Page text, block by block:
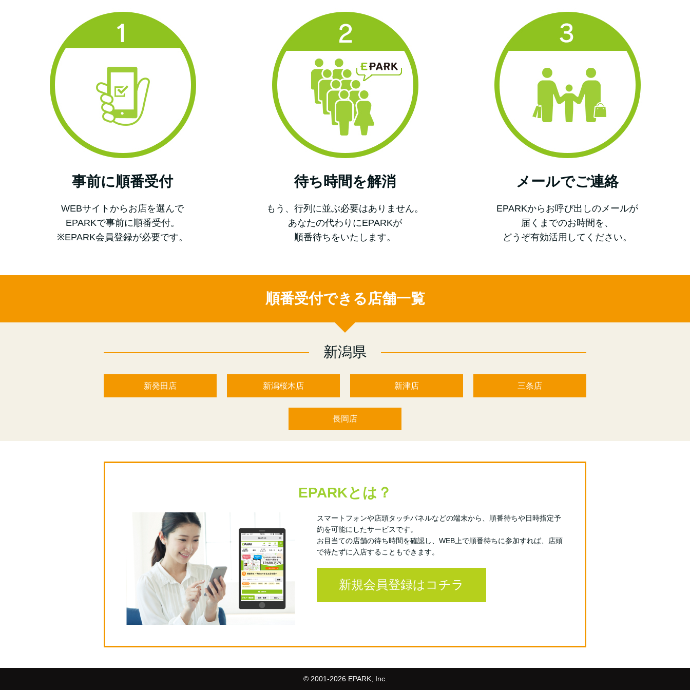
事前に順番受付
WEBサイトからお店を選んで
EPARKで事前に順番受付。
※EPARK会員登録が必要です。
待ち時間を解消
もう、行列に並ぶ必要はありません。
あなたの代わりにEPARKが
順番待ちをいたします。
メールでご連絡
EPARKからお呼び出しのメールが
届くまでのお時間を、
どうぞ有効活用してください。
順番受付できる店舗一覧
新潟県
新発田店 新潟桜木店 新津店 三条店
長岡店
EPARKとは？
スマートフォンや店頭タッチパネルなどの端末から、順番待ちや日時指定予
約を可能にしたサービスです。
お目当ての店舗の待ち時間を確認し、WEB上で順番待ちに参加すれば、店頭
で待たずに入店することもできます。
新規会員登録はコチラ
© 2001-2026 EPARK, Inc.